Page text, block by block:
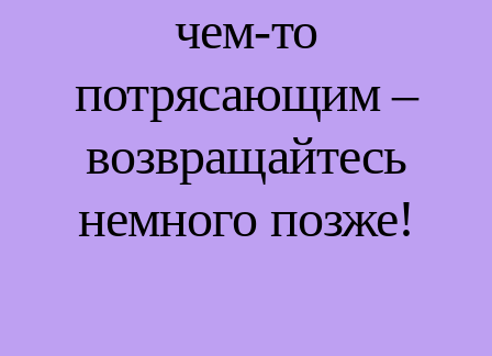
чем-то
потрясающим –
возвращайтесь
немного позже!